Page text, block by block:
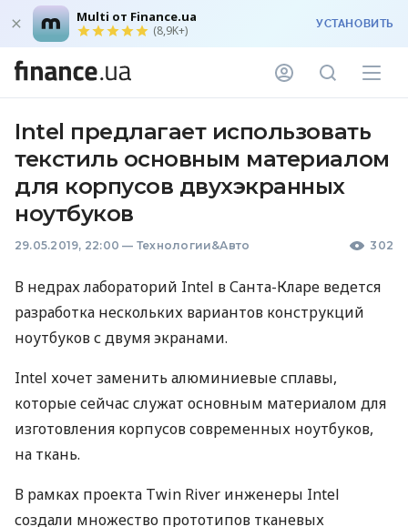
Multi от Finance.ua
(8,9K+) УСТАНОВИТЬ
Intel предлагает использовать
текстиль основным материалом
для корпусов двухэкранных
ноутбуков
29.05.2019, 22:00 — Технологии&Авто 302
В недрах лабораторий Intel в Санта-Кларе ведется
разработка нескольких вариантов конструкций
ноутбуков с двумя экранами.
Intel хочет заменить алюминиевые сплавы,
которые сейчас служат основным материалом для
изготовления корпусов современных ноутбуков,
на ткань.
В рамках проекта Twin River инженеры Intel
создали множество прототипов тканевых